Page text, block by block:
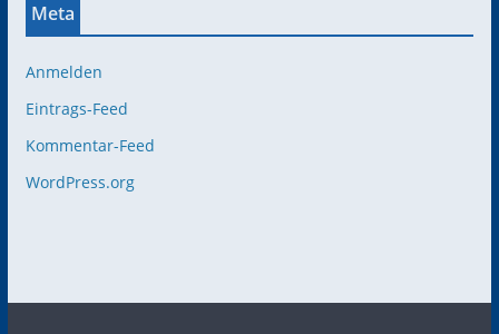
Meta
Anmelden
Eintrags-Feed
Kommentar-Feed
WordPress.org